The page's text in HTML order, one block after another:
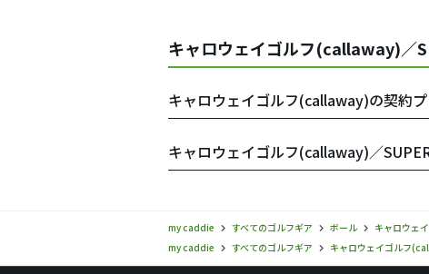
キャロウェイゴルフ(callaway)／
キャロウェイゴルフ(callaway)の契約
キャロウェイゴルフ(callaway)／
my caddie すべてのゴルフギア ボール キャロウェ
my caddie
すべてのゴルフギア キャロウェイゴルフ